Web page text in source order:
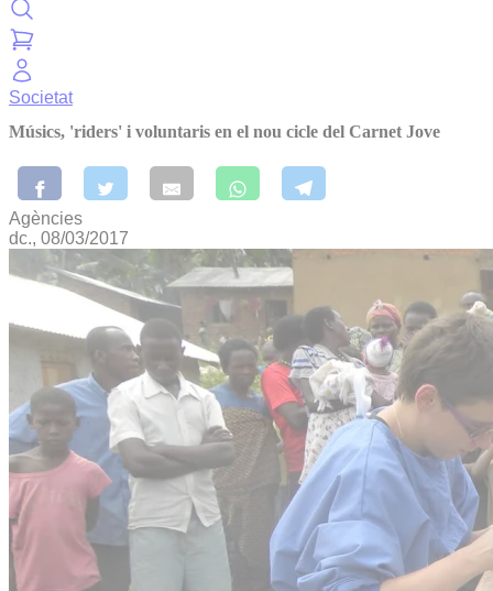
Societat
Músics, 'riders' i voluntaris en el nou cicle del Carnet Jove
Agències
dc., 08/03/2017